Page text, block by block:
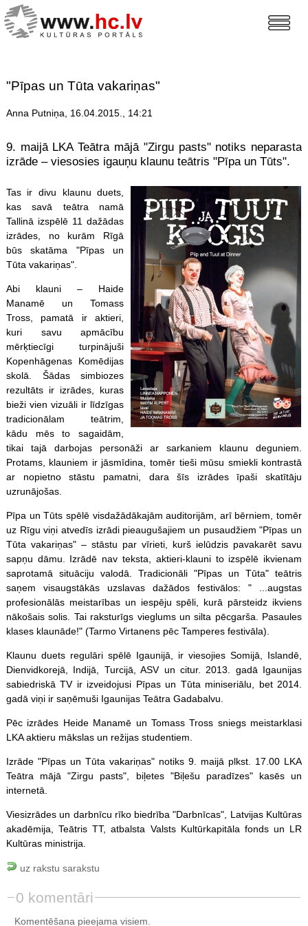
"Pīpas un Tūta vakariņas"
Anna Putniņa, 16.04.2015., 14:21
9. maijā LKA Teātra mājā "Zirgu pasts" notiks neparasta
izrāde – viesosies igauņu klaunu teātris "Pīpa un Tūts".
Tas ir divu klaunu duets,
kas savā teātra namā
Tallinā izspēlē 11 dažādas
izrādes, no kurām Rīgā
būs skatāma "Pīpas un
Tūta vakariņas".
Abi klauni – Haide
Manamē un Tomass
Tross, pamatā ir aktieri,
kuri savu apmācību
mērķtiecīgi turpinājuši
Kopenhāgenas Komēdijas
skolā. Šādas simbiozes
rezultāts ir izrādes, kuras
bieži vien vizuāli ir līdzīgas
tradicionālam teātrim,
kādu mēs to sagaidām,
tikai tajā darbojas personāži ar sarkaniem klaunu deguniem.
Protams, klauniem ir jāsmīdina, tomēr tieši mūsu smiekli kontrastā
ar nopietno stāstu pamatni, dara šīs izrādes īpaši skatītāju
uzrunājošas.
Pīpa un Tūts spēlē visdažādākajām auditorijām, arī bērniem, tomēr
uz Rīgu viņi atvedīs izrādi pieaugušajiem un pusaudžiem "Pīpas un
Tūta vakariņas" – stāstu par vīrieti, kurš ielūdzis pavakarēt savu
sapņu dāmu. Izrādē nav teksta, aktieri-klauni to izspēlē ikvienam
saprotamā situāciju valodā. Tradicionāli "Pīpas un Tūta" teātris
saņem visaugstākās uzslavas dažādos festivālos: " ...augstas
profesionālās meistarības un iespēju spēli, kurā pārsteidz ikviens
nākošais solis. Tai raksturīgs vieglums un silta pēcgarša. Pasaules
klases klaunāde!" (Tarmo Virtanens pēc Tamperes festivāla).
Klaunu duets regulāri spēlē Igaunijā, ir viesojies Somijā, Islandē,
Dienvidkorejā, Indijā, Turcijā, ASV un citur. 2013. gadā Igaunijas
sabiedriskā TV ir izveidojusi Pīpas un Tūta miniseriālu, bet 2014.
gadā viņi ir saņēmuši Igaunijas Teātra Gadabalvu.
Pēc izrādes Heide Manamē un Tomass Tross sniegs meistarklasi
LKA aktieru mākslas un režijas studentiem.
Izrāde "Pīpas un Tūta vakariņas" notiks 9. maijā plkst. 17.00 LKA
Teātra mājā "Zirgu pasts", biļetes "Biļešu paradīzes" kasēs un
internetā.
Viesizrādes un darbnīcu rīko biedrība "Darbnīcas", Latvijas Kultūras
akadēmija, Teātris TT, atbalsta Valsts Kultūrkapitāla fonds un LR
Kultūras ministrija.
uz rakstu sarakstu
0 komentāri
Komentēšana pieejama visiem.